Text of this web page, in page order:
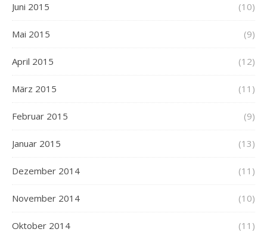
Juni 2015 (10)
Mai 2015 (9)
April 2015 (12)
März 2015 (11)
Februar 2015 (9)
Januar 2015 (13)
Dezember 2014 (11)
November 2014 (10)
Oktober 2014 (11)